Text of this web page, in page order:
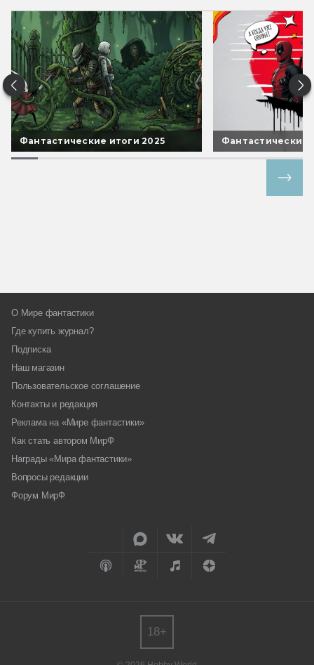
Фантастические итоги 2025 Фантастические
О Мире фантастики
Где купить журнал?
Подписка
Наш магазин
Пользовательское соглашение
Контакты и редакция
Реклама на «Мире фантастики»
Как стать автором МирФ
Награды «Мира фантастики»
Вопросы редакции
Форум МирФ
18+